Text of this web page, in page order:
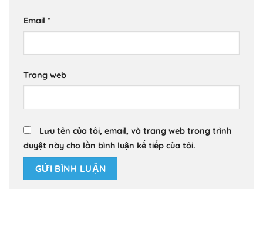
Email *
Trang web
Lưu tên của tôi, email, và trang web trong trình
duyệt này cho lần bình luận kế tiếp của tôi.